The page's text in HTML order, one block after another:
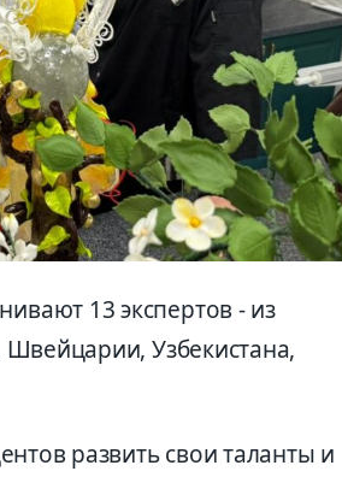
13 экспертов - из
Узбекистана,
развить свои таланты и